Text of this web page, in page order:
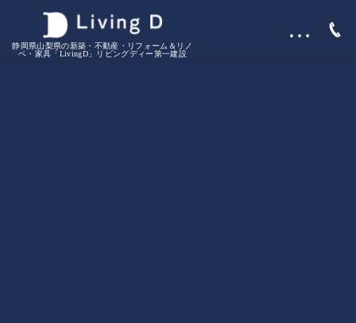
静岡県山梨県の新築・不動産・リフォーム＆リノ
ベ・家具「LivingD」リビングディー第一建設
…